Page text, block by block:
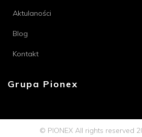
Aktulaności
Blog
Kontakt
Grupa Pionex
Chemia Bielsko
Profi PSB© PIONEX All rights reserved